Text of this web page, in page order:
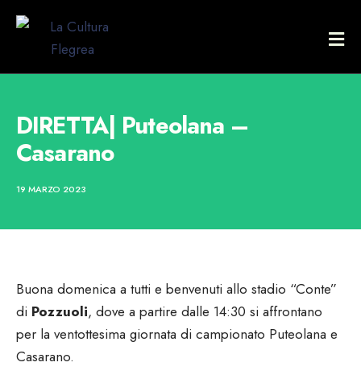
DIRETTA| Puteolana –
Casarano
19 MARZO 2023
Buona domenica a tutti e benvenuti allo stadio “Conte”
di Pozzuoli, dove a partire dalle 14:30 si affrontano
per la ventottesima giornata di campionato Puteolana e
Casarano.